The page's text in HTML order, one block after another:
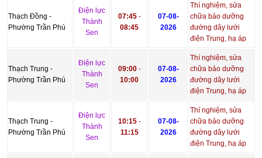
Thạch Đồng -
Phường Trần Phú
Điện lực
Thành
Sen
07:45-
08:45
07-08-
2026
Thí nghiệm, sửa
chữa bảo dưỡng
đường dây lưới
điện Trung, hạ áp
Thạch Trung -
Phường Trần Phú
Điện lực
Thành
Sen
09:00-
10:00
07-08-
2026
Thí nghiệm, sửa
chữa bảo dưỡng
đường dây lưới
điện Trung, hạ áp
Thạch Trung -
Phường Trần Phú
Điện lực
Thành
Sen
10:15-
11:15
07-08-
2026
Thí nghiệm, sửa
chữa bảo dưỡng
đường dây lưới
điện Trung, hạ áp